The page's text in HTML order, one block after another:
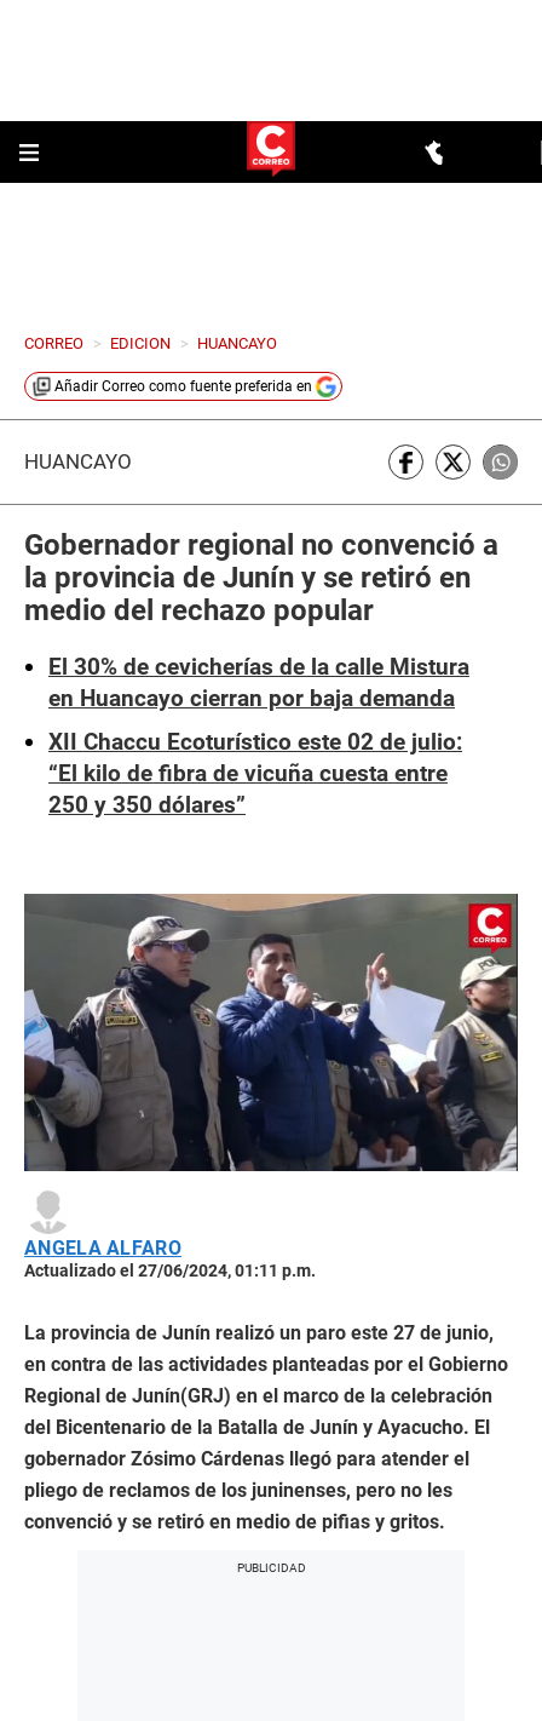
CORREO > EDICION > HUANCAYO
Añadir Correo como fuente preferida en
HUANCAYO
Gobernador regional no convenció a
la provincia de Junín y se retiró en
medio del rechazo popular
El 30% de cevicherías de la calle Mistura
en Huancayo cierran por baja demanda
XII Chaccu Ecoturístico este 02 de julio:
“El kilo de fibra de vicuña cuesta entre
250 y 350 dólares”
ANGELA ALFARO
Actualizado el 27/06/2024, 01:11 p.m.
La provincia de Junín realizó un paro este 27 de junio,
en contra de las actividades planteadas por el Gobierno
Regional de Junín(GRJ) en el marco de la celebración
del Bicentenario de la Batalla de Junín y Ayacucho. El
gobernador Zósimo Cárdenas llegó para atender el
pliego de reclamos de los juninenses, pero no les
convenció y se retiró en medio de pifias y gritos.